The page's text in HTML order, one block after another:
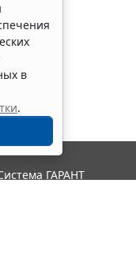
в
.
ГАРАНТ